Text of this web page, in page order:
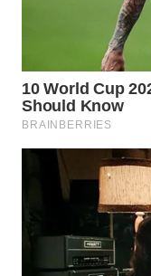
WN
SOLO
WN
BOROBUDUR
WN
MADURA